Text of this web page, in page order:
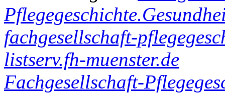
fachgesellschaft-
listserv.fh-muenster.de
Fachgesellschaft-